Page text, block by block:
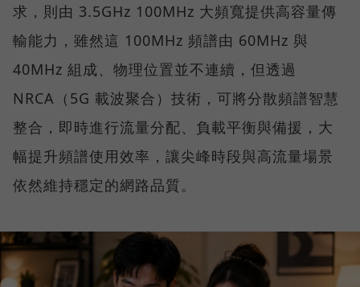
求，則由 3.5GHz 100MHz 大頻寬提供高容量傳
輸能力，雖然這 100MHz 頻譜由 60MHz 與
40MHz 組成、物理位置並不連續，但透過
NRCA（5G 載波聚合）技術，可將分散頻譜智慧
整合，即時進行流量分配、負載平衡與備援，大
幅提升頻譜使用效率，讓尖峰時段與高流量場景
依然維持穩定的網路品質。